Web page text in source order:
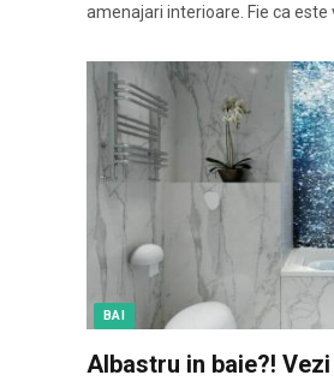
amenajari interioare. Fie ca este
BAI
Albastru in baie?!